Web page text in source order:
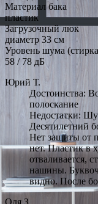
Материал бака
пластик
Загрузочный люк
диаметр 33 см
Уровень шума
58 / 78 дБ
Юрий Т.
Достоинства:
полоскание
Недостатки:
Десятилетний
Нет защиты от
нет. Пластик в
отваливается,
нашины.
видно. После
Оля З.